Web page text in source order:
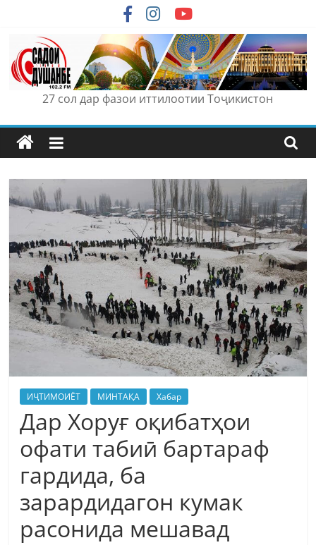
content
27 сол дар фазои иттилоотии Тоҷикистон
ИҶТИМОИЁТ МИНТАҚА Хабар
Дар Хоруғ оқибатҳои
офати табиӣ бартараф
гардида, ба
зарардидагон кумак
расонида мешавад